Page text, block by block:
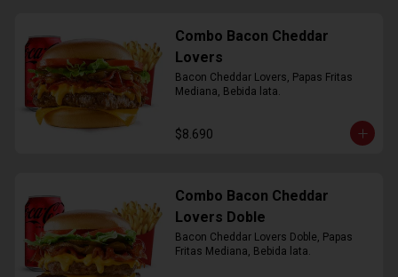
Combo Bacon Cheddar
Lovers
Bacon Cheddar Lovers, Papas Fritas
Mediana, Bebida lata.
$8.690
Combo Bacon Cheddar
Lovers Doble
Bacon Cheddar Lovers Doble, Papas
Fritas Mediana, Bebida lata.